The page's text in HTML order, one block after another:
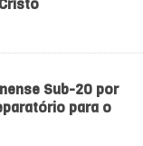
Sub-20 por
para o